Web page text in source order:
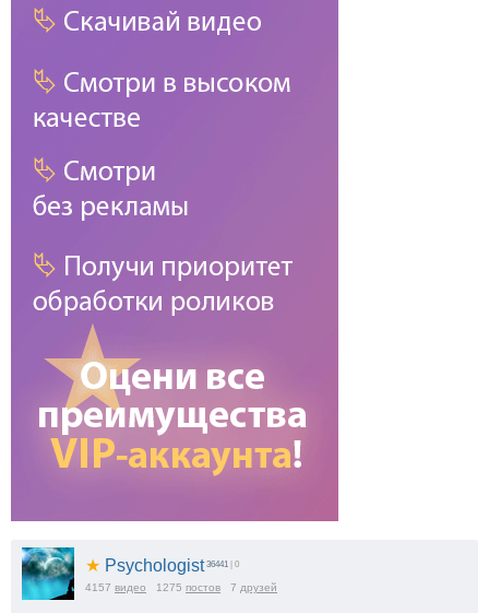
★ Psychologist 36441 | 0
4157 видео 1275 постов 7 друзей